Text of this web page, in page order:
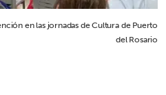
en las jornadas de Cultura de Puerto
del Rosario